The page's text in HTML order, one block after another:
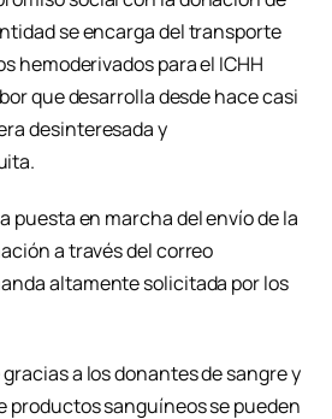
se encarga del transporte
hemoderivados para el ICHH
que desarrolla desde hace casi
desinteresada y
puesta en marcha del envío de la
a través del correo
altamente solicitada por los
a los donantes de sangre y
productos sanguíneos se pueden